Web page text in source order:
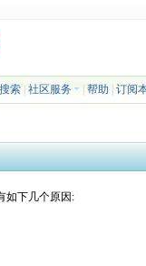
搜索| 社区服务 帮助 订阅
如下几个原因: